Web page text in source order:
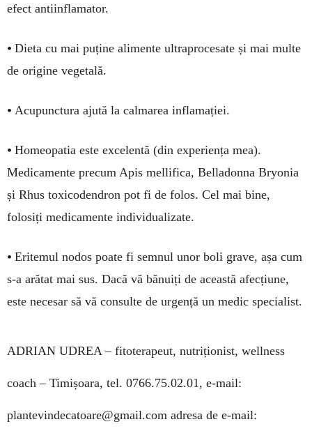
efect antiinflamator.
• Dieta cu mai puține alimente ultraprocesate și mai multe
de origine vegetală.
• Acupunctura ajută la calmarea inflamației.
• Homeopatia este excelentă (din experiența mea).
Medicamente precum Apis mellifica, Belladonna Bryonia
și Rhus toxicodendron pot fi de folos. Cel mai bine,
folosiți medicamente individualizate.
• Eritemul nodos poate fi semnul unor boli grave, așa cum
s-a arătat mai sus. Dacă vă bănuiți de această afecțiune,
este necesar să vă consulte de urgență un medic specialist.
ADRIAN UDREA – fitoterapeut, nutriționist, wellness
coach – Timișoara, tel. 0766.75.02.01, e-mail:
plantevindecatoare@gmail.com adresa de e-mail: